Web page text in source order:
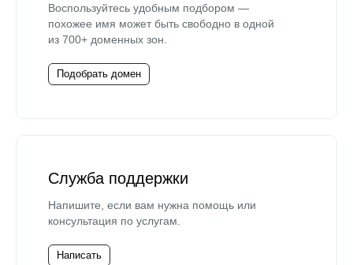
Воспользуйтесь удобным подбором —
похожее имя может быть свободно в одной
из 700+ доменных зон.
Подобрать домен
Служба поддержки
Напишите, если вам нужна помощь или
консультация по услугам.
Написать